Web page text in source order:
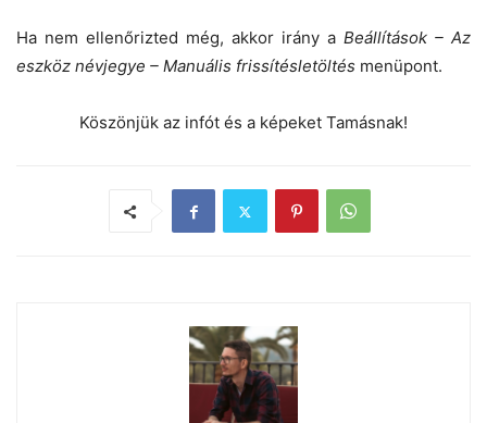
Ha nem ellenőrizted még, akkor irány a Beállítások – Az
eszköz névjegye – Manuális frissítésletöltés menüpont.
Köszönjük az infót és a képeket Tamásnak!